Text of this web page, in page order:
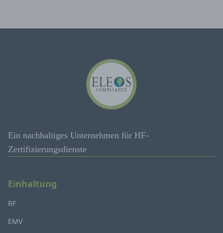
Ein nachhaltiges Unternehmen für HF-
Zertifizierungsdienste
Einhaltung
RF
EMV